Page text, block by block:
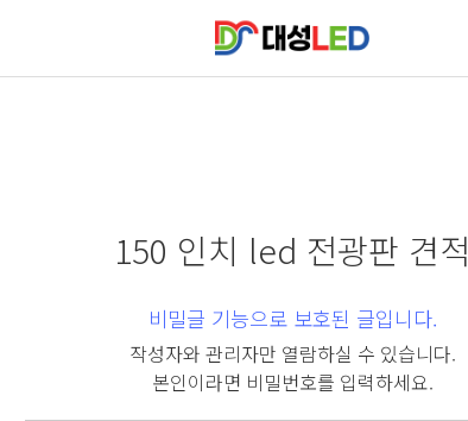
150 인치 led 전광판 견적
비밀글 기능으로 보호된 글입니다.
작성자와 관리자만 열람하실 수 있습니다.
본인이라면 비밀번호를 입력하세요.